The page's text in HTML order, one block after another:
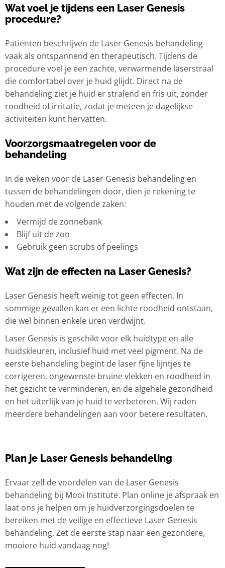
Wat voel je tijdens een Laser Genesis
procedure?
Patiënten beschrijven de Laser Genesis behandeling
vaak als ontspannend en therapeutisch. Tijdens de
procedure voel je een zachte, verwarmende laserstraal
die comfortabel over je huid glijdt. Direct na de
behandeling ziet je huid er stralend en fris uit, zonder
roodheid of irritatie, zodat je meteen je dagelijkse
activiteiten kunt hervatten.
Voorzorgsmaatregelen voor de
behandeling
In de weken voor de Laser Genesis behandeling en
tussen de behandelingen door, dien je rekening te
houden met de volgende zaken:
Vermijd de zonnebank
Blijf uit de zon
Gebruik geen scrubs of peelings
Wat zijn de effecten na Laser Genesis?
Laser Genesis heeft weinig tot geen effecten. In
sommige gevallen kan er een lichte roodheid ontstaan,
die wel binnen enkele uren verdwijnt.
Laser Genesis is geschikt voor elk huidtype en alle
huidskleuren, inclusief huid met veel pigment. Na de
eerste behandeling begint de laser fijne lijntjes te
corrigeren, ongewenste bruine vlekken en roodheid in
het gezicht te verminderen, en de algehele gezondheid
en het uiterlijk van je huid te verbeteren. Wij raden
meerdere behandelingen aan voor betere resultaten.
Plan je Laser Genesis behandeling
Ervaar zelf de voordelen van de Laser Genesis
behandeling bij Mooi Institute. Plan online je afspraak en
laat ons je helpen om je huidverzorgingsdoelen te
bereiken met de veilige en effectieve Laser Genesis
behandeling. Zet de eerste stap naar een gezondere,
mooiere huid vandaag nog!